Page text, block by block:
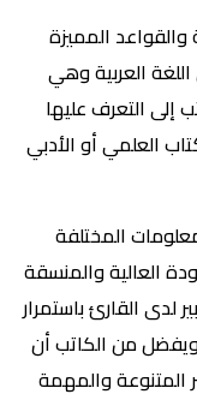
المميزة
العربية وهي
عليها
أو الأدبي
المختلفة
والمنسقة
باستمرار
من الكاتب أن
والمهمة